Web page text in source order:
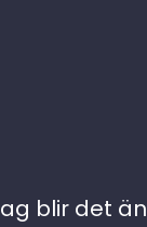
blir det